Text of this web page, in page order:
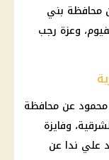
محافظة بني
وعزة رجب
محمود عن محافظة
وفايزة
علي ندا عن